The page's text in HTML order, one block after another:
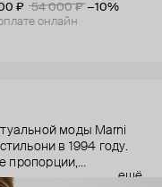
₽
54 000 ₽ −10%
онлайн
моды Marni
в 1994 году.
пропорции,
и, разумеется,
ещё